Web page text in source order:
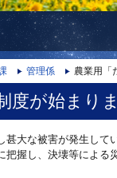
管理係 農業用「
度が始まり
大な被害が発生してい
握し、決壊等による